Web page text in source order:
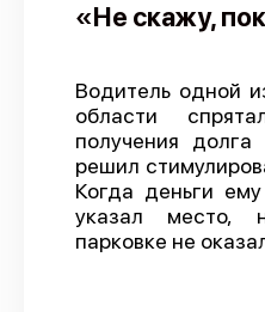
Карта
«Не скажу,
Водитель одной
области
получения
решил
Когда деньги
указал место,
парковке не